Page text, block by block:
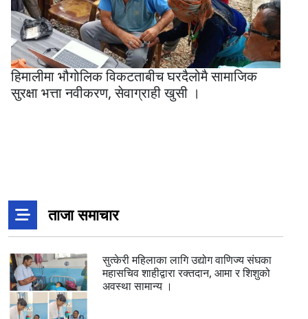
हिमालीमा भौगोलिक विकटताबीच घरदैलोमै सामाजिक
सुरक्षा भत्ता नवीकरण, सेवाग्राही खुसी ।
ताजा समाचार
सुत्केरी महिलाका लागि उद्योग वाणिज्य संघका
महासचिव शाहीद्वारा रक्तदान, आमा र शिशुको
अवस्था सामान्य ।